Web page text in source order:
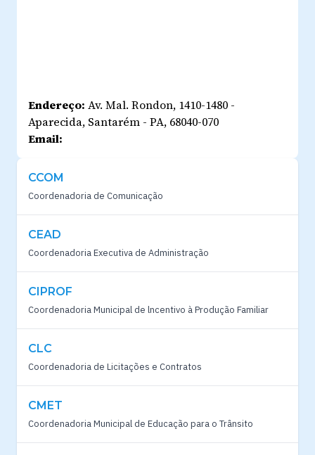
Endereço: Av. Mal. Rondon, 1410-1480 -
Aparecida, Santarém - PA, 68040-070
Email:
CCOM
Coordenadoria de Comunicação
CEAD
Coordenadoria Executiva de Administração
CIPROF
Coordenadoria Municipal de lncentivo à Produção Familiar
CLC
Coordenadoria de Licitações e Contratos
CMET
Coordenadoria Municipal de Educação para o Trânsito